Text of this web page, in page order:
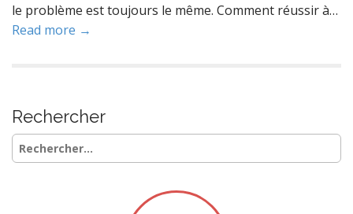
le problème est toujours le même. Comment réussir à…
Read more →
Rechercher
Rechercher :